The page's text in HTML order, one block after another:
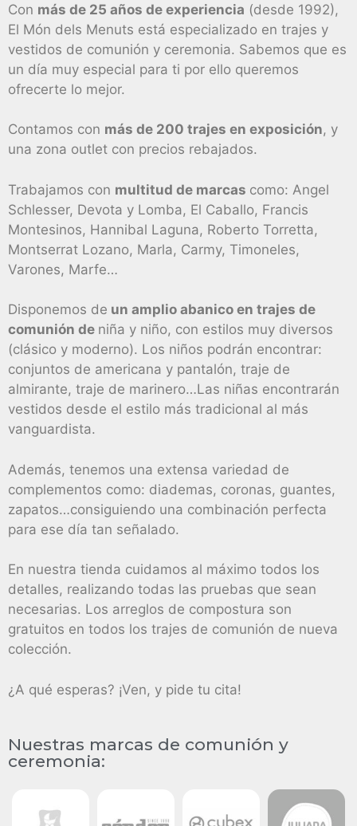
Con más de 25 años de experiencia (desde 1992),
El Món dels Menuts está especializado en trajes y
vestidos de comunión y ceremonia. Sabemos que es
un día muy especial para ti por ello queremos
ofrecerte lo mejor.
Contamos con más de 200 trajes en exposición, y
una zona outlet con precios rebajados.
Trabajamos con multitud de marcas como: Angel
Schlesser, Devota y Lomba, El Caballo, Francis
Montesinos, Hannibal Laguna, Roberto Torretta,
Montserrat Lozano, Marla, Carmy, Timoneles,
Varones, Marfe…
Disponemos de un amplio abanico en trajes de
comunión de niña y niño, con estilos muy diversos
(clásico y moderno). Los niños podrán encontrar:
conjuntos de americana y pantalón, traje de
almirante, traje de marinero…Las niñas encontrarán
vestidos desde el estilo más tradicional al más
vanguardista.
Además, tenemos una extensa variedad de
complementos como: diademas, coronas, guantes,
zapatos…consiguiendo una combinación perfecta
para ese día tan señalado.
En nuestra tienda cuidamos al máximo todos los
detalles, realizando todas las pruebas que sean
necesarias. Los arreglos de compostura son
gratuitos en todos los trajes de comunión de nueva
colección.
¿A qué esperas? ¡Ven, y pide tu cita!
Nuestras marcas de comunión y
ceremonia: